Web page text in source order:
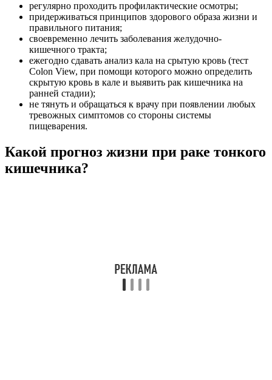
регулярно проходить профилактические осмотры;
придерживаться принципов здорового образа жизни и
правильного питания;
своевременно лечить заболевания желудочно-
кишечного тракта;
ежегодно сдавать анализ кала на срытую кровь (тест
Colon View, при помощи которого можно определить
скрытую кровь в кале и выявить рак кишечника на
ранней стадии);
не тянуть и обращаться к врачу при появлении любых
тревожных симптомов со стороны системы
пищеварения.
Какой прогноз жизни при раке тонкого
кишечника?